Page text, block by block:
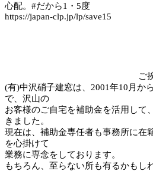
心配。#だから1・5度
https://japan-clp.jp/lp/save15
ご挨
(有)中沢硝子建窓は、2001年10月か
で、沢山の
お客様のご自宅を補助金を活用して
きました。
現在は、補助金専任者も事務所に在
を心掛けて
業務に専念をしております。
もちろん、至らない所も有るかもし